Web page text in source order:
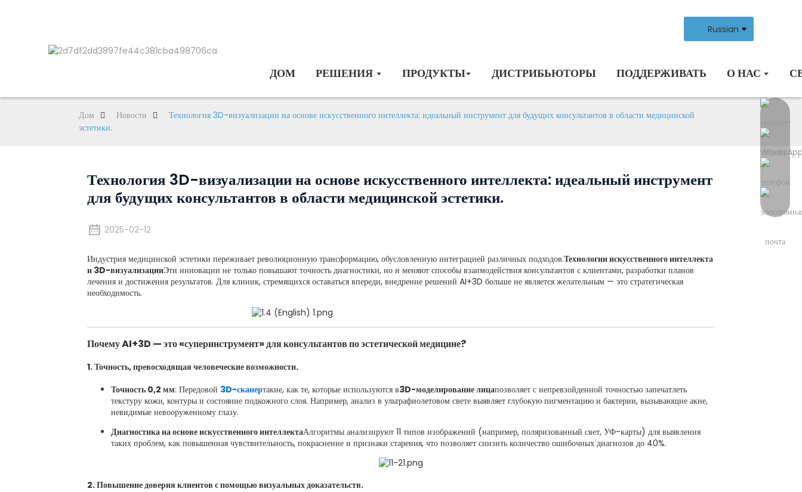
Russian
ДОМ РЕШЕНИЯ ПРОДУКТЫ ДИСТРИБЬЮТОРЫ ПОДДЕРЖИВАТЬ О НАС
Дом Новости
Технология 3D-визуализации на основе искусственного интеллекта: идеальный инструмент для будущих консультантов в области медицинской
эстетики.
Технология 3D-визуализации на основе искусственного интеллекта: идеальный инструмент
для будущих консультантов в области медицинской эстетики.
2025-02-12
Индустрия медицинской эстетики переживает революционную трансформацию, обусловленную интеграцией различных подходов.Технологии искусственного интеллекта
и 3D-визуализацииЭти инновации не только повышают точность диагностики, но и меняют способы взаимодействия консультантов с клиентами, разработки планов
лечения и достижения результатов. Для клиник, стремящихся оставаться впереди, внедрение решений AI+3D больше не является желательным — это стратегическая
необходимость.
Почему AI+3D — это «суперинструмент» для консультантов по эстетической медицине?
1. Точность, превосходящая человеческие возможности.
Точность 0,2 мм: Передовой 3D-сканертакие, как те, которые используются в3D-моделирование лицапозволяет с непревзойденной точностью запечатлеть
текстуру кожи, контуры и состояние подкожного слоя. Например, анализ в ультрафиолетовом свете выявляет глубокую пигментацию и бактерии, вызывающие акне,
невидимые невооруженному глазу.
Диагностика на основе искусственного интеллектаАлгоритмы анализируют 11 типов изображений (например, поляризованный свет, УФ-карты) для выявления
таких проблем, как повышенная чувствительность, покраснение и признаки старения, что позволяет снизить количество ошибочных диагнозов до 40%.
2. Повышение доверия клиентов с помощью визуальных доказательств.